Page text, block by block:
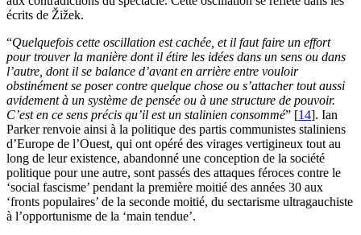
écrits de Žižek.
“Quelquefois cette oscillation est cachée, et il faut faire un effort
pour trouver la manière dont il étire les idées dans un sens ou dans
l’autre, dont il se balance d’avant en arrière entre vouloir
obstinément se poser contre quelque chose ou s’attacher tout aussi
avidement à un système de pensée ou à une structure de pouvoir.
C’est en ce sens précis qu’il est un stalinien consommé” [14]. Ian
Parker renvoie ainsi à la politique des partis communistes staliniens
d’Europe de l’Ouest, qui ont opéré des virages vertigineux tout au
long de leur existence, abandonné une conception de la société
politique pour une autre, sont passés des attaques féroces contre le
‘social fascisme’ pendant la première moitié des années 30 aux
‘fronts populaires’ de la seconde moitié, du sectarisme ultragauchiste
à l’opportunisme de la ‘main tendue’.